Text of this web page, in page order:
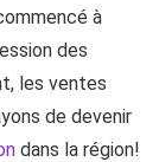
à
des
les ventes
de devenir
dans la région!